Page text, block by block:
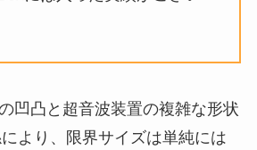
凹凸と超音波装置の複雑な形状
より、限界サイズは単純には